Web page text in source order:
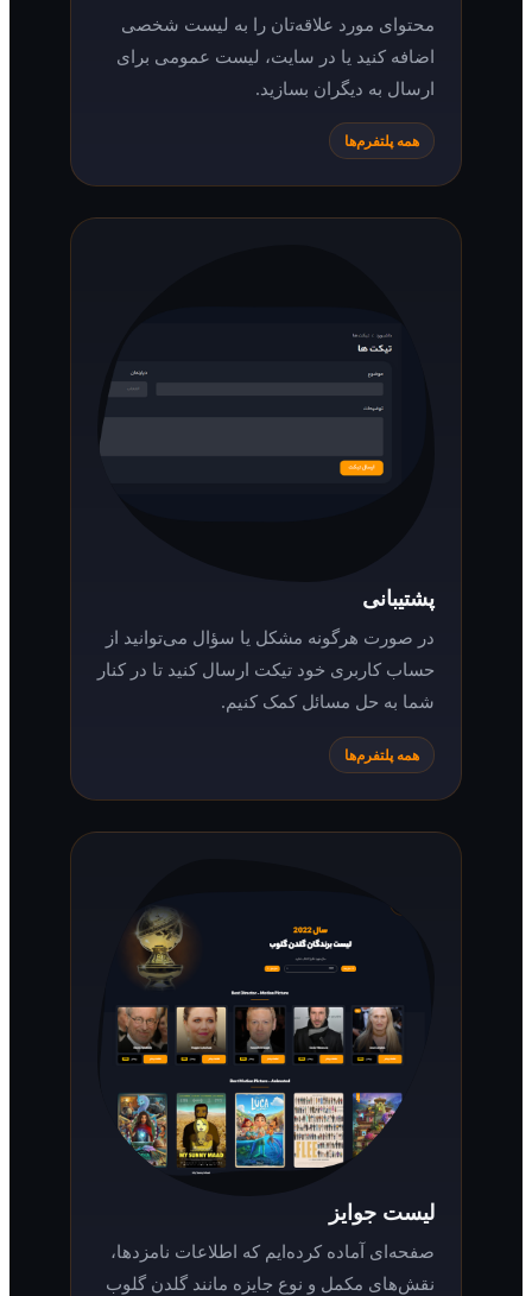
محتوای مورد علاقه‌تان را به لیست شخصی
اضافه کنید یا در سایت، لیست عمومی برای
ارسال به دیگران بسازید.
همه پلتفرم‌ها
در صورت هرگونه مشکل یا سؤال می‌توانید از
حساب کاربری خود تیکت ارسال کنید تا در کنار
شما به حل مسائل کمک کنیم.
همه پلتفرم‌ها
لیست جوایز
صفحه‌ای آماده کرده‌ایم که اطلاعات نامزدها،
نقش‌های مکمل و نوع جایزه مانند گلدن گلوب